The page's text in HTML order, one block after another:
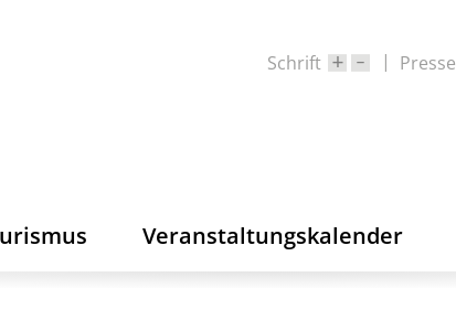
Schrift Presse
Veranstaltungskalender